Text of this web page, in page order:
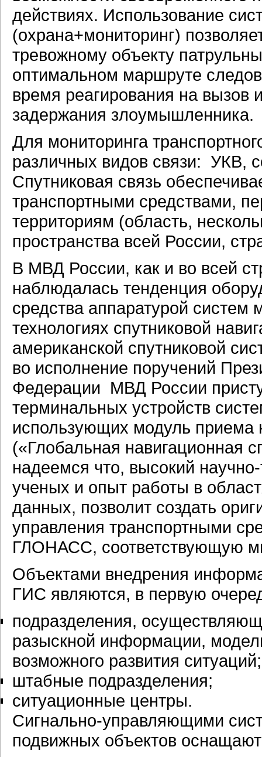
действиях. Использование
(охрана+мониторинг)
тревожному объекту
оптимальном маршруте
время реагирования на вызов
задержания злоумышленника.
Для мониторинга
различных видов связи: УКВ,
Спутниковая связь
транспортными средствами,
территориям (область,
пространства всей России,
В МВД России, как и во всей
наблюдалась тенденция
средства аппаратурой систем
технологиях спутниковой
американской спутниковой
во исполнение поручений
Федерации МВД России
терминальных устройств
использующих модуль
(«Глобальная навигационная
надеемся что, высокий
ученых и опыт работы в
данных, позволит создать
управления транспортными
ГЛОНАСС, соответствующую
Объектами внедрения
ГИС являются, в первую
подразделения,
разыскной информации,
возможного развития ситуаций;
штабные подразделения;
ситуационные центры.
Сигнально-управляющими
подвижных объектов